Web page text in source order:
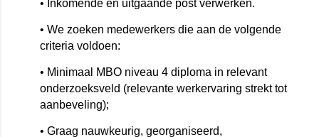
• Inkomende en uitgaande post verwerken.
• We zoeken medewerkers die aan de volgende
criteria voldoen:
• Minimaal MBO niveau 4 diploma in relevant
onderzoeksveld (relevante werkervaring strekt tot
aanbeveling);
• Graag nauwkeurig, georganiseerd,